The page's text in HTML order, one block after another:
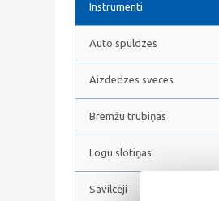
Instrumenti
Auto spuldzes
Aizdedzes sveces
Bremžu trubiņas
Logu slotiņas
Savilcēji